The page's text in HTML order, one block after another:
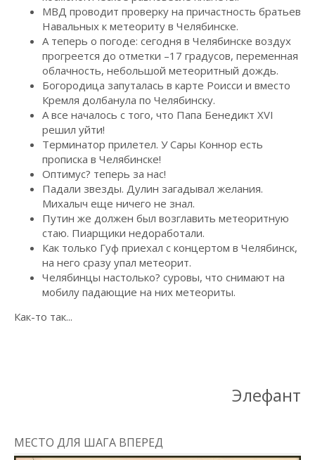
МВД проводит проверку на причастность братьев
Навальных к метеориту в Челябинске.
А теперь о погоде: сегодня в Челябинске воздух
прогреется до отметки –17 градусов, переменная
облачность, небольшой метеоритный дождь.
Богородица запуталась в карте Роисси и вместо
Кремля долбанула по Челябинску.
А все началось с того, что Папа Бенедикт ХVI
решил уйти!
Терминатор прилетел. У Сары Коннор есть
прописка в Челябинске!
Оптимус? теперь за нас!
Падали звезды. Дулин загадывал желания.
Михалыч еще ничего не знал.
Путин же должен был возглавить метеоритную
стаю. Пиарщики недоработали.
Как только Гуф приехал с концертом в Челябинск,
на него сразу упал метеорит.
Челябинцы настолько? суровы, что снимают на
мобилу падающие на них метеориты.
Как-то так...
Элефант
МЕСТО ДЛЯ ШАГА ВПЕРЕД